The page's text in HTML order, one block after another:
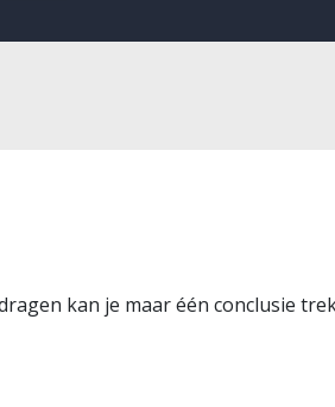
kan je maar één conclusie